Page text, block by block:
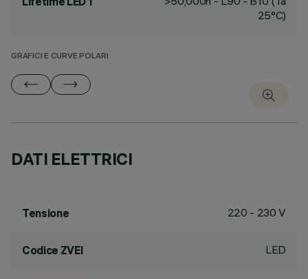
25°C)
GRAFICI E CURVE POLARI
DATI ELETTRICI
Tensione 220 - 230 V
Codice ZVEI LED